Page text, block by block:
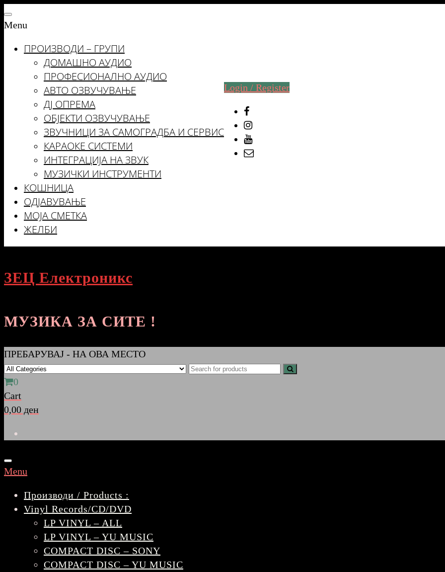
Skip
to
content
Toggle
navigation
Menu
ПРОИЗВОДИ – ГРУПИ
ДОМАШНО АУДИО
ПРОФЕСИОНАЛНО АУДИО
АВТО ОЗВУЧУВАЊЕ
ДЈ ОПРЕМА
ОБЈЕКТИ ОЗВУЧУВАЊЕ
ЗВУЧНИЦИ ЗА САМОГРАДБА И СЕРВИС
КАРАОКЕ СИСТЕМИ
ИНТЕГРАЦИЈА НА ЗВУК
МУЗИЧКИ ИНСТРУМЕНТИ
КОШНИЦА
ОДЈАВУВАЊЕ
МОЈА СМЕТКА
ЖЕЛБИ
Login / Register
ЗЕЦ Електроникс
МУЗИКА ЗА СИТЕ !
ПРЕБАРУВАЈ - НА ОВА МЕСТО
0
Cart
0,00 ден
Toggle
navigation
Menu
Производи / Products :
Vinyl Records/CD/DVD
LP VINYL – ALL
LP VINYL – YU MUSIC
COMPACT DISC – SONY
COMPACT DISC – YU MUSIC